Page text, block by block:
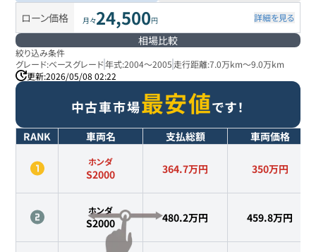
ローン価格 月々24,500円 詳細を見る
相場比較
絞り込み条件
グレード:ベースグレード年式:2004～2005 走行距離:7.0万km～9.0万km
更新:2026/05/08 02:22
中古車市場最安値です！
RANK 車両名 支払総額 車両価格
ホンダ
S2000 364.7万円 350万円
ホンダ
S2000 480.2万円 459.8万円